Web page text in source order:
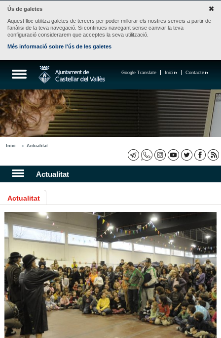
Ús de galetes
Aquest lloc utilitza galetes de tercers per poder millorar els nostres serveis a partir de
l'anàlisi de la teva navegació. Si continues navegant sense canviar la teva
configuració considerarem que acceptes la seva utilització.
Més informació sobre l'ús de les galetes
Contacte
Inici
Google Translate
Inici Actualitat
Actualitat
Actualitat